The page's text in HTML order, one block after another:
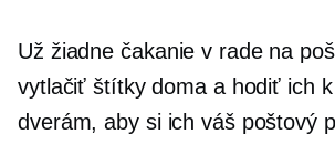
Už žiadne čakanie v rade na
vytlačiť štítky doma a hodiť ich
dverám, aby si ich váš poštový